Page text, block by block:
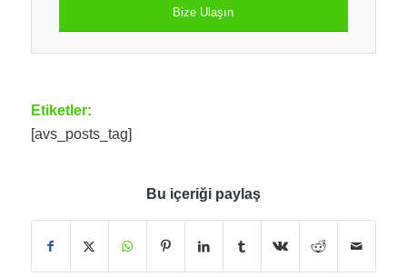
Bize Ulaşın
Etiketler:
[avs_posts_tag]
Bu içeriği paylaş